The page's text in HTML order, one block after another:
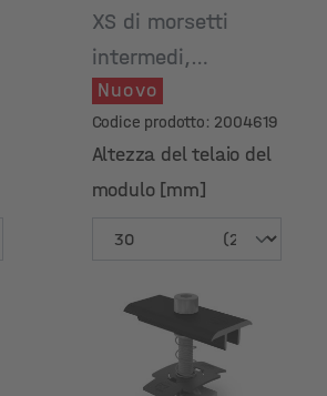
XS di morsetti
intermedi,
anodizzato nero
Nuovo
Codice prodotto: 2004619
Altezza del telaio del
modulo [mm]
Altezza del telaio del
modulo [mm]